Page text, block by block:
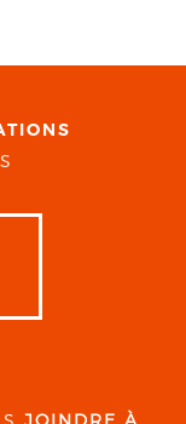
JOINDRE À